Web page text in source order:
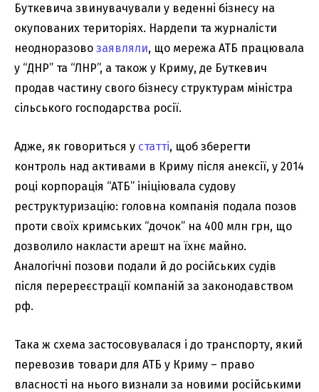
Буткевича звинувачували у веденні бізнесу на
окупованих територіях. Нардепи та журналісти
неодноразово заявляли, що мережа АТБ працювала
у “ДНР” та “ЛНР”, а також у Криму, де Буткевич
продав частину свого бізнесу структурам міністра
сільського господарства росії.
Адже, як говориться у статті, щоб зберегти
контроль над активами в Криму після анексії, у 2014
році корпорація “АТБ” ініціювала судову
реструктуризацію: головна компанія подала позов
проти своїх кримських “дочок” на 400 млн грн, що
дозволило накласти арешт на їхнє майно.
Аналогічні позови подали й до російських судів
після перереєстрації компаній за законодавством
рф.
Така ж схема застосовувалася і до транспорту, який
перевозив товари для АТБ у Криму – право
власності на нього визнали за новими російськими